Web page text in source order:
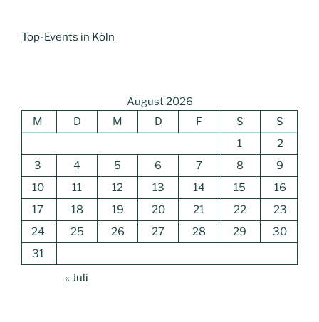
Top-Events in Köln
August 2026
M
D M D F S
S
1
2
3
4 5 6 7 8
9
10
11 12 13 14 15
16
17
18 19 20 21 22
23
24
25 26 27 28 29
30
31
« Juli